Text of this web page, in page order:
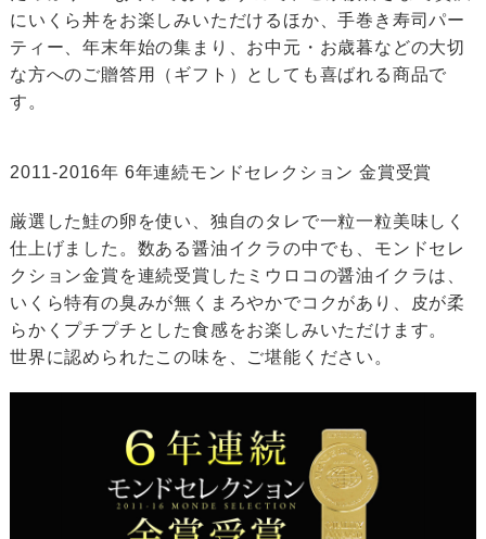
にいくら丼をお楽しみいただけるほか、手巻き寿司パー
ティー、年末年始の集まり、お中元・お歳暮などの大切
な方へのご贈答用（ギフト）としても喜ばれる商品で
す。
2011-2016年 6年連続モンドセレクション 金賞受賞
厳選した鮭の卵を使い、独自のタレで一粒一粒美味しく
仕上げました。数ある醤油イクラの中でも、モンドセレ
クション金賞を連続受賞したミウロコの醤油イクラは、
いくら特有の臭みが無くまろやかでコクがあり、皮が柔
らかくプチプチとした食感をお楽しみいただけます。
世界に認められたこの味を、ご堪能ください。